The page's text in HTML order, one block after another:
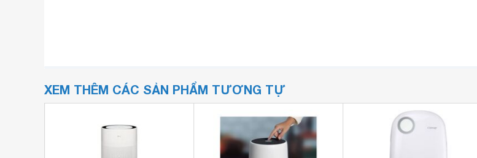
XEM THÊM CÁC SẢN PHẨM TƯƠNG TỰ